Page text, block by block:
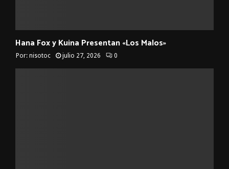
Hana Fox y Kuina Presentan «Los Malos»
Por: nisotoc julio 27, 2026 0